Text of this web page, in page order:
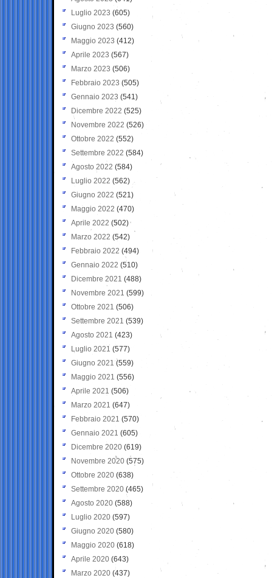
Luglio 2023 (605)
Giugno 2023 (560)
Maggio 2023 (412)
Aprile 2023 (567)
Marzo 2023 (506)
Febbraio 2023 (505)
Gennaio 2023 (541)
Dicembre 2022 (525)
Novembre 2022 (526)
Ottobre 2022 (552)
Settembre 2022 (584)
Agosto 2022 (584)
Luglio 2022 (562)
Giugno 2022 (521)
Maggio 2022 (470)
Aprile 2022 (502)
Marzo 2022 (542)
Febbraio 2022 (494)
Gennaio 2022 (510)
Dicembre 2021 (488)
Novembre 2021 (599)
Ottobre 2021 (506)
Settembre 2021 (539)
Agosto 2021 (423)
Luglio 2021 (577)
Giugno 2021(559)
Maggio 2021 (556)
Aprile 2021 (506)
Marzo 2021 (647)
Febbraio 2021 (570)
Gennaio 2021 (605)
Dicembre 2020 (619)
Novembre 2020 (575)
Ottobre 2020 (638)
Settembre 2020(465)
Agosto 2020 (588)
Luglio 2020 (597)
Giugno 2020 (580)
Maggio 2020 (618)
Aprile 2020 (643)
Marzo 2020 (437)